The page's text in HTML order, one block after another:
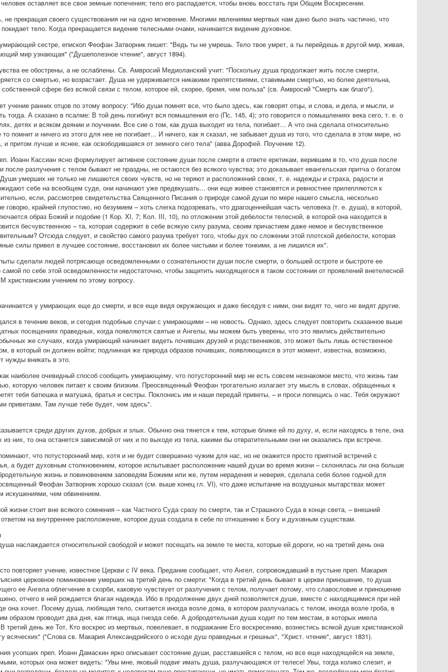
оставляет все свои земные попечения; тело его распадается, чтобы вновь восстать при Общем Воскресении.
прекращая своего существования ни на одно мгновение. Многими явлениями мертвых нам дано было знать частично, что
тело. Когда прекращается видение телесными очами, начинается видение духовное.
сестре, епископ Феофан Затворник пишет: "Ведь ты не умрешь. Тело твое умрет, а ты перейдешь в другой мир, живая,
мир узнающая" ("Душеполезное чтение", август 1894).
ее обострены, а не ослаблены. Св. Амвросий Медиоланский учит: "Поскольку душа продолжает жить после смерти,
со смертью, но возрастает. Душа не удерживается никакими препятствиями, ставимыми смертью, но более деятельна,
сфере без всякой связи с телом, которое ей, скорее, бремя, чем польза" (св. Амвросий "Смерть как благо").
учение ранних отцов по этому вопросу: "Ибо души помнят все, что было здесь, как говорят отцы, и слова, и дела, и мысли, и
тогда. А сказано в псалме: В той день погибнут вся помышления его (Пс. 145, 4); это говорится о помышлениях века сего, т. е. о
детях и всяком деянии и поучении. Все сие о том, как душа выходит из тела, погибает... А что она сделала относительно
помнит и ничего из этого для нее не погибает... И ничего, как я сказал, не забывает душа из того, что сделала в этом мире, но
и притом лучше и яснее, как освободившаяся от земного сего тела" (авва Дорофей. Поучение 12).
Иоанн Кассиан ясно формулирует активное состояние души после смерти в ответе еретикам, верившим в то, что душа после
разлучения с телом бывают не праздны, не остаются без всякого чувства; это доказывает евангельская притча о богатом
умерших не только не лишаются своих чувств, но не теряют и расположений своих, т. е. надежды и страха, радости и
себе на всеобщем суде, они начинают уже предвкушать... они еще живее становятся и ревностнее прилепляются к
если, рассмотрев свидетельства Священного Писания о природе самой души по мере нашего смысла, несколько
говорю, крайней глупостию, но безумием – хоть слегка подозревать, что драгоценнейшая часть человека (т. е. душа), в которой,
образ Божий и подобие (1 Кор. XI, 7; Кол. III, 10), по отложении этой дебелости телесной, в которой она находится в
бесчувственною – та, которая содержит в себе всякую силу разума, своим причастием даже немое и бесчувственное
Отсюда следует, и свойство самого разума требует того, чтобы дух по сложении этой плотской дебелости, которая
силы привел в лучшее состояние, восстановил их более чистыми и более тонкими, а не лишился их".
сделали людей потрясающе осведомленными о сознательности души после смерти, о большей остроте и быстроте ее
по себе этой осведомленности недостаточно, чтобы защитить находящегося в таком состоянии от проявлений внетелесной
учением по этому вопросу.
у умирающих еще до смерти, и все еще видя окружающих и даже беседуя с ними, они видят то, чего не видят другие.
в течение веков, и сегодня подобные случаи с умирающими – не новость. Однако, здесь следует повторить сказанное выше
посещениях праведных, когда появляются святые и Ангелы, мы можем быть уверены, что это явились действительно
же случаях, когда умирающий начинает видеть почивших друзей и родственников, это может быть лишь естественное
в который он должен войти; подлинная же природа образов почивших, появляющихся в этот момент, известна, возможно,
нужды вникать в это.
наиболее очевидный способ сообщить умирающему, что потусторонний мир не есть совсем незнакомое место, что жизнь там
которую человек питает к своим близким. Преосвященный Феофан трогательно излагает эту мысль в словах, обращенных к
тебя батюшка и матушка, братья и сестры. Поклонись им и наши передай приветы, – и проси попещись о нас. Тебя окружают
приветами. Там лучше тебе будет, чем здесь".
среди других духов, добрых и злых. Обычно она тянется к тем, которые ближе ей по духу, и, если находясь в теле, она
них, то она останется зависимой от них и по выходе из тела, какими бы отвратительными они ни оказались при встрече.
что потусторонний мир, хотя и не будет совершенно чужим для нас, но не окажется просто приятной встречей с
а будет духовным столкновением, которое испытывает расположение нашей души во время жизни – склонялась ли она больше
жизнь и повиновением заповедям Божиим или же, путем нерадения и неверия, сделала себя более годной для
Феофан Затворник хорошо сказал (см. выше конец гл. VI), что даже испытание на воздушных мытарствах может
искушениями, чем обвинением.
жизни стоит вне всякого сомнения – как Частного Суда сразу по смерти, так и Страшного Суда в конце света, – внешний
на внутрреннее расположение, которое душа создала в себе по отношению к Богу и духовным существам.
наслаждается относительной свободой и может посещать на земле те места, которые ей дороги, но на третий день она
повторяет учение, известное Церкви с IV века. Предание сообщает, что Ангел, сопровождавший в пустыне преп. Макария
церковное поминовение умерших на третий день по смерти: "Когда в третий день бывает в церкви приношение, то душа
ее Ангела облегчение в скорби, каковую чувствует от разлучения с телом, получает потому, что славословие и приношение
отчего в ней рождается благая надежда. Ибо в продолжение двух дней позволяется душе, вместе с находящимися при ней
она хочет. Посему душа, любящая тело, скитается иногда возле дома, в котором разлучалась с телом, иногда возле гроба, в
образом проводит два дня, как птица, ища гнезда себе. А добродетельная душа ходит по тем местам, в которых имела
третий день же Тот, Кто воскрес из мертвых, повелевает, в подражание Его воскресению, вознестись всякой душе христианской
всяческих" ("Слова св. Макария Александрийского о исходе душ праведных и грешных", "Христ. чтение", август 1831).
усопших преп. Иоанн Дамаскин ярко описывает состояние души, расставшейся с телом, но все еще находящейся на земле,
которых она может видеть: "Увы мне, яковый подвиг имать душа, разлучающаяся от телесе! Увы, тогда колико слезит, и